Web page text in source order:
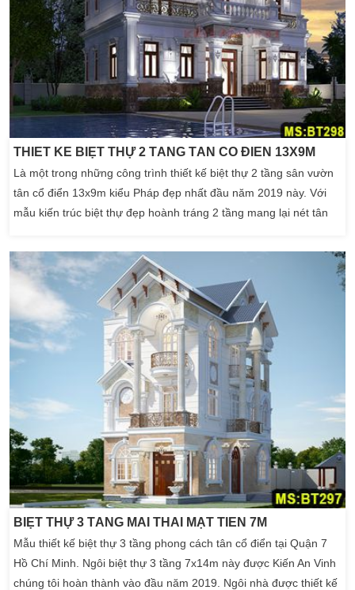
THIẾT KẾ BIỆT THỰ 2 TẦNG TÂN CỔ ĐIỂN 13X9M
Là một trong những công trình thiết kế biệt thự 2 tầng sân vườn
tân cổ điển 13x9m kiểu Pháp đẹp nhất đầu năm 2019 này. Với
mẫu kiến trúc biệt thự đẹp hoành tráng 2 tầng mang lại nét tân
thiết kế biệt thự đẹp nhất tại công ty Kiến An Vinh . Chúng tôi
luôn cố gắng […]
BIỆT THỰ 3 TẦNG MÁI THÁI MẶT TIỀN 7M
Mẫu thiết kế biệt thự 3 tầng phong cách tân cổ điển tại Quận 7
Hồ Chí Minh. Ngôi biệt thự 3 tầng 7x14m này được Kiến An Vinh
chúng tôi hoàn thành vào đầu năm 2019. Ngôi nhà được thiết kế